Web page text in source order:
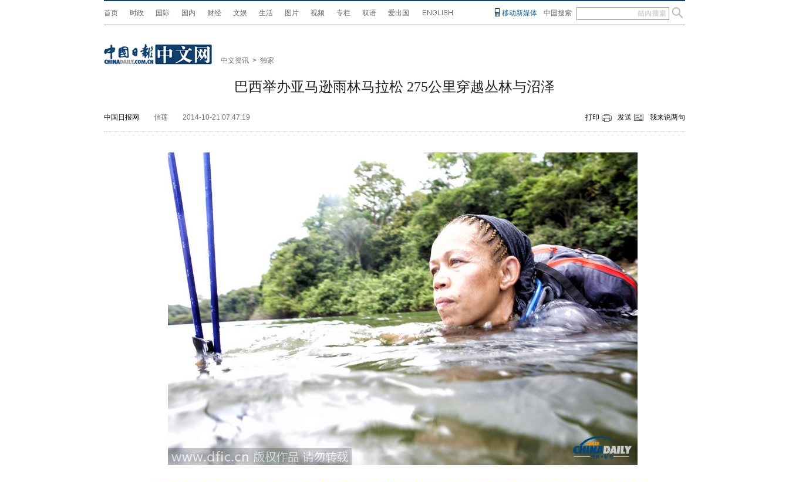
首页 时政 国际 国内 财经 文娱 生活 图片 视频 专栏 双语 爱出国 移动新媒体 中国搜索
中文资讯 > 独家
巴西举办亚马逊雨林马拉松 275公里穿越丛林与沼泽
中国日报网 信莲 2014-10-21 07:47:19 打印 发送 我来说两句